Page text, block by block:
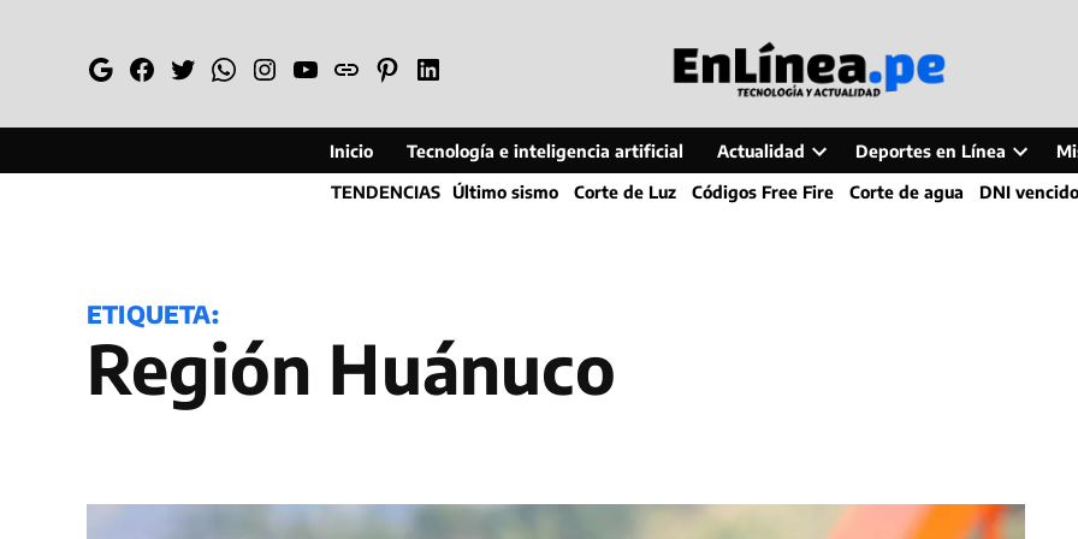
GoogleFacebook
TwitterWhatsapp
Instagram
YouTube
WebPinterestLinkedin
Inicio Tecnología e inteligencia artificial Actualidad
Open
dropdown
Deportes en Línea
Open
dropdown
TENDENCIAS Último sismo Corte de Luz Códigos Free Fire Corte de agua DNI vencido
ETIQUETA:
Región Huánuco